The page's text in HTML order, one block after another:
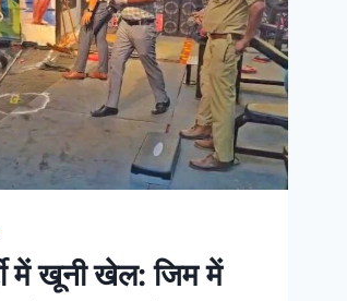
में खूनी खेल: जिम में